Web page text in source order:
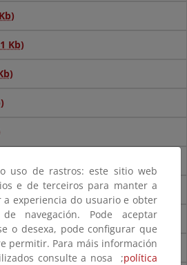
Kb)
Kb)
uso de rastros: este sitio web
e de terceiros para manter a
a experiencia do usuario e obter
navegación. Pode aceptar
o desexa, pode configurar que
permitir. Para máis información
consulte a nosa ;política